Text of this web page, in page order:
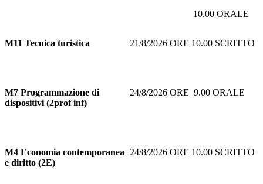
10.00 ORALE
M11 Tecnica turistica 21/8/2026 ORE 10.00 SCRITTO
M7 Programmazione di
dispositivi (2prof inf)
24/8/2026 ORE 9.00 ORALE
M4 Economia contemporanea
e diritto (2E)
24/8/2026 ORE 10.00 SCRITTO